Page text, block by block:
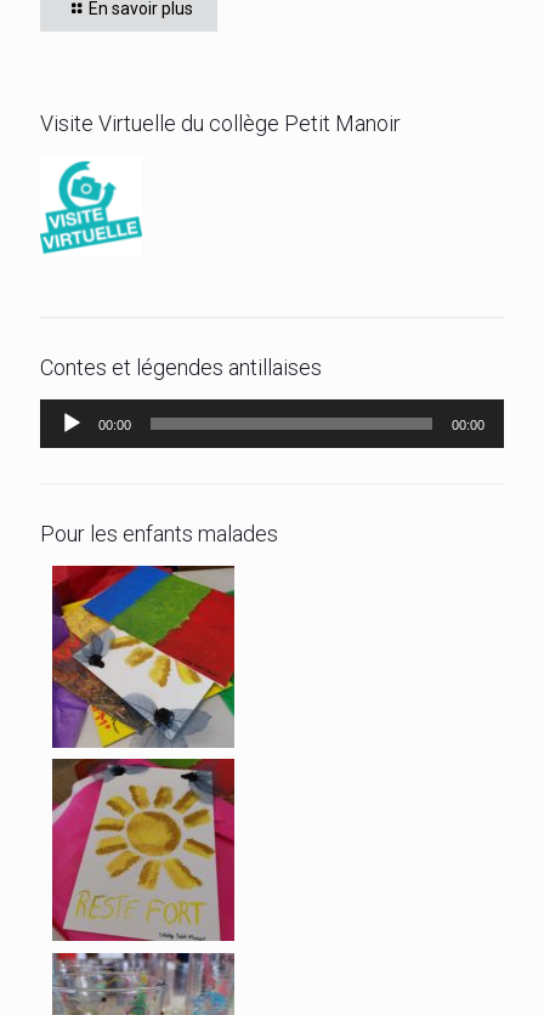
Bravo![…]
En savoir plus
Visite Virtuelle du collège Petit Manoir
Contes et légendes antillaises
Lecteur
audio
00:00 00:00
Pour les enfants malades